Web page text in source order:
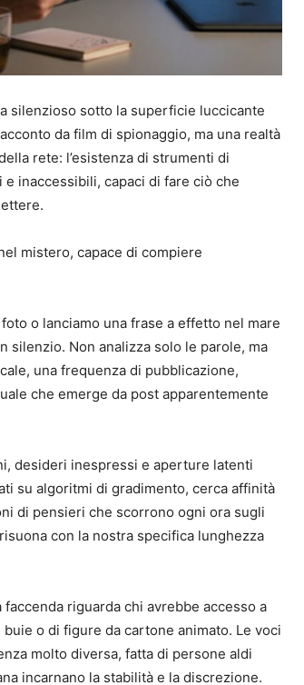
silenzioso sotto la superficie luccicante
da film di spionaggio, ma una realtà
rete: l’esistenza di strumenti di
inaccessibili, capaci di fare ciò che
mistero, capace di compiere
o lanciamo una frase a effetto nel mare
silenzio. Non analizza solo le parole, ma
una frequenza di pubblicazione,
che emerge da post apparentemente
desideri inespressi e aperture latenti
su algoritmi di gradimento, cerca affinità
di pensieri che scorrono ogni ora sugli
con la nostra specifica lunghezza
riguarda chi avrebbe accesso a
o di figure da cartone animato. Le voci
molto diversa, fatta di persone aldi
incarnano la stabilità e la discrezione.